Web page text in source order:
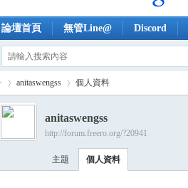
論壇首頁 無管Line@ Discord
›
anitaswengss 個人資料
anitaswengss
http://forum.freero.org/?20941
主題 個人資料